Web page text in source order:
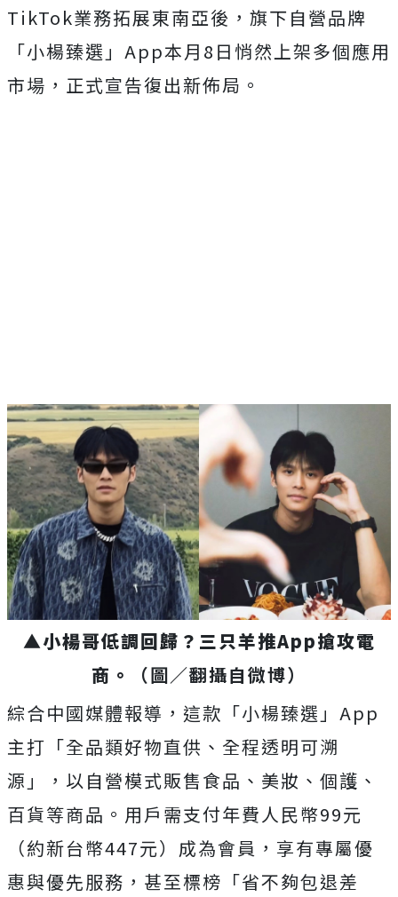
TikTok業務拓展東南亞後，旗下自營品牌
「小楊臻選」App本月8日悄然上架多個應用
市場，正式宣告復出新佈局。
▲小楊哥低調回歸？三只羊推App搶攻電
商。
（圖／翻攝自微博）
綜合中國媒體報導，這款「小楊臻選」App
主打「全品類好物直供、全程透明可溯
源」，以自營模式販售食品、美妝、個護、
百貨等商品。用戶需支付年費人民幣99元
（約新台幣447元）成為會員，享有專屬優
惠與優先服務，甚至標榜「省不夠包退差